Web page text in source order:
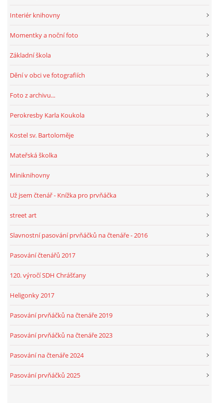
Interiér knihovny
Momentky a noční foto
Základní škola
Dění v obci ve fotografiích
Foto z archivu...
Perokresby Karla Koukola
Kostel sv. Bartoloměje
Mateřská školka
Miniknihovny
Už jsem čtenář - Knížka pro prvňáčka
street art
Slavnostní pasování prvňáčků na čtenáře - 2016
Pasování čtenářů 2017
120. výročí SDH Chrášťany
Heligonky 2017
Pasování prvňáčků na čtenáře 2019
Pasování prvňáčků na čtenáře 2023
Pasování na čtenáře 2024
Pasování prvňáčků 2025